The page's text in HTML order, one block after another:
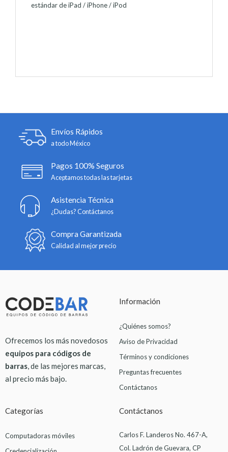
estándar de iPad / iPhone / iPod
Envíos Rápidos
a todo México
Pagos 100% Seguros
Aceptamos todas las tarjetas
Asistencia Técnica
¿Dudas? Contáctanos
Compra Garantizada
Calidad al mejor precio
Ofrecemos los más novedosos
equipos para códigos de
barras, de las mejores marcas,
al precio más bajo.
Información
¿Quiénes somos?
Aviso de Privacidad
Términos y condiciones
Preguntas frecuentes
Contáctanos
Categorías
Computadoras móviles
Contáctanos
Carlos F. Landeros No. 467-A,
Col. Ladrón de Guevara, CP